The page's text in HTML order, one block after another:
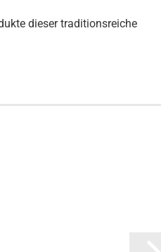
dieser traditionsreiche